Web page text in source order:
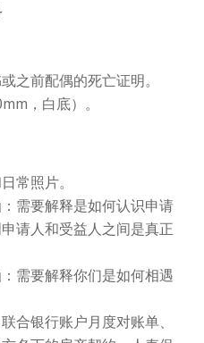
之前配偶的死亡证明。
，白底）。
常照片。
需要解释是如何认识申请
请人和受益人之间是真正
需要解释你们是如何相遇
合银行账户月度对账单、